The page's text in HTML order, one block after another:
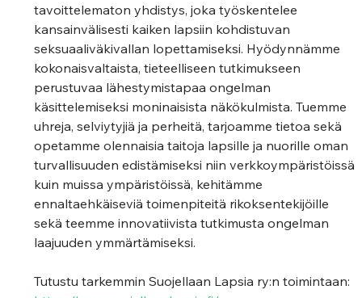
tavoittelematon yhdistys, joka työskentelee
kansainvälisesti kaiken lapsiin kohdistuvan
seksuaaliväkivallan lopettamiseksi. Hyödynnämme
kokonaisvaltaista, tieteelliseen tutkimukseen
perustuvaa lähestymistapaa ongelman
käsittelemiseksi moninaisista näkökulmista. Tuemme
uhreja, selviytyjiä ja perheitä, tarjoamme tietoa sekä
opetamme olennaisia taitoja lapsille ja nuorille oman
turvallisuuden edistämiseksi niin verkkoympäristöissä
kuin muissa ympäristöissä, kehitämme
ennaltaehkäiseviä toimenpiteitä rikoksentekijöille
sekä teemme innovatiivista tutkimusta ongelman
laajuuden ymmärtämiseksi.
Tutustu tarkemmin Suojellaan Lapsia ry:n toimintaan: